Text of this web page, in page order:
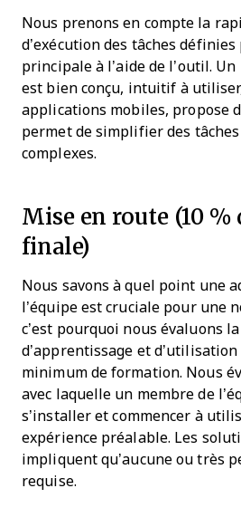
Nous prenons en compte la
d’exécution des tâches
principale à l’aide de l’outil.
est bien conçu, intuitif à
applications mobiles, propose
permet de simplifier des
complexes.
Mise en route (10 %
finale)
Nous savons à quel point une
l’équipe est cruciale pour une
c’est pourquoi nous évaluons
d’apprentissage et d’utilisation
minimum de formation. Nous
avec laquelle un membre de
s’installer et commencer à
expérience préalable. Les
impliquent qu’aucune ou très
requise.